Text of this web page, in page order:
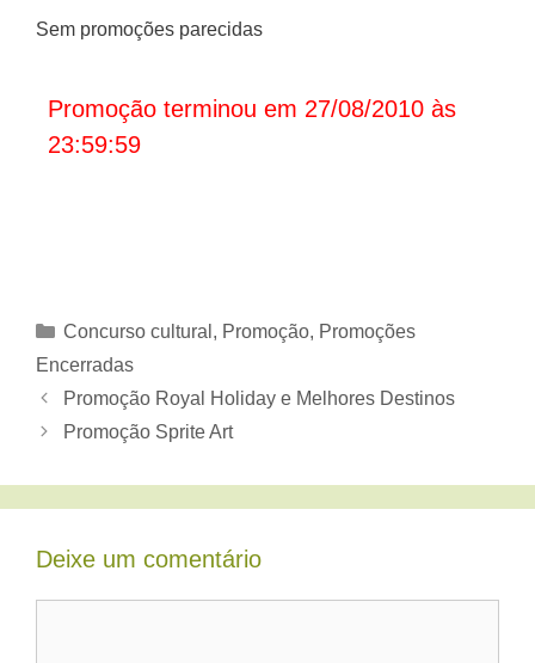
Sem promoções parecidas
Promoção terminou em 27/08/2010 às
23:59:59
Categorias
Concurso cultural , Promoção, Promoções
Encerradas
Promoção Royal Holiday e Melhores Destinos
Promoção Sprite Art
Deixe um comentário